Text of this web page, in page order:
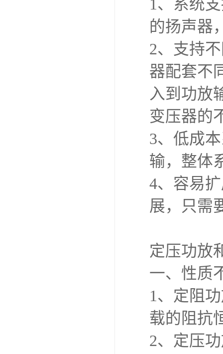
1、系统
的扬声器
2、支持
器配套不
入到功放
变压器的
3、低成
输，整体
4、容易
展，只需
定压功放
一、性质
1、定阻
载的阻抗
2、定压